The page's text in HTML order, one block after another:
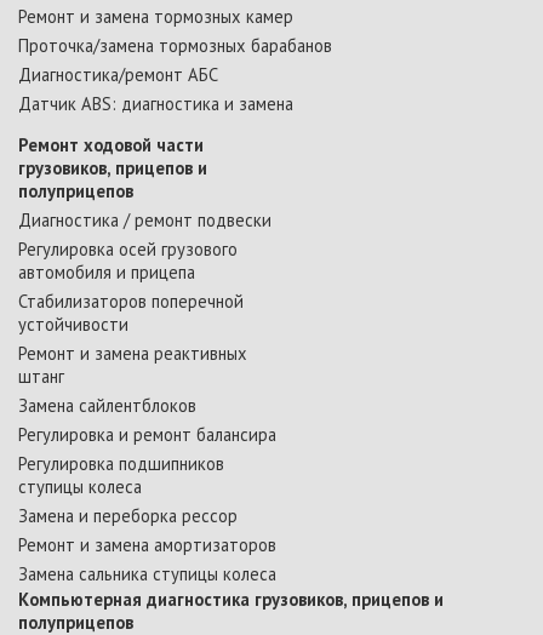
Ремонт и замена тормозных камер
Проточка/замена тормозных барабанов
Диагностика/ремонт АБС
Датчик ABS: диагностика и замена
Ремонт ходовой части
грузовиков, прицепов и
полуприцепов
Диагностика / ремонт подвески
Регулировка осей грузового
автомобиля и прицепа
Стабилизаторов поперечной
устойчивости
Ремонт и замена реактивных
штанг
Замена сайлентблоков
Регулировка и ремонт балансира
Регулировка подшипников
ступицы колеса
Замена и переборка рессор
Ремонт и замена амортизаторов
Замена сальника ступицы колеса
Компьютерная диагностика грузовиков, прицепов и
полуприцепов